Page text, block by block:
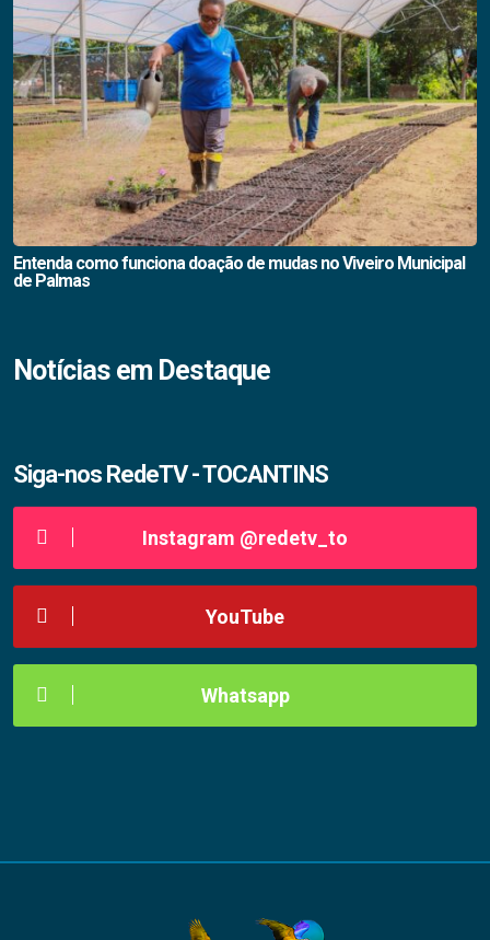
Entenda como funciona doação de mudas no Viveiro Municipal
de Palmas
Notícias em Destaque
Siga-nos RedeTV - TOCANTINS
Instagram @redetv_to
YouTube
Whatsapp